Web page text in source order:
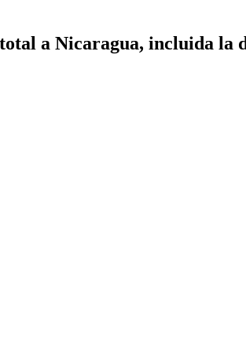
a Nicaragua, incluida la